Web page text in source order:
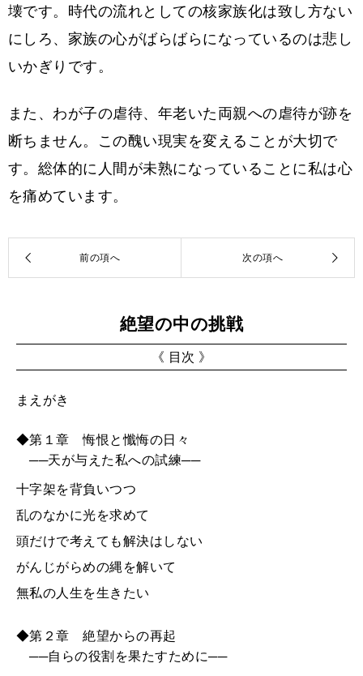
壊です。時代の流れとしての核家族化は致し方ない
にしろ、家族の心がばらばらになっているのは悲し
いかぎりです。
また、わが子の虐待、年老いた両親への虐待が跡を
断ちません。この醜い現実を変えることが大切で
す。総体的に人間が未熟になっていることに私は心
を痛めています。
絶望の中の挑戦
《 目次 》
まえがき
◆第１章 悔恨と懺悔の日々
──天が与えた私への試練──
十字架を背負いつつ
乱のなかに光を求めて
頭だけで考えても解決はしない
がんじがらめの縄を解いて
無私の人生を生きたい
◆第２章 絶望からの再起
──自らの役割を果たすために──